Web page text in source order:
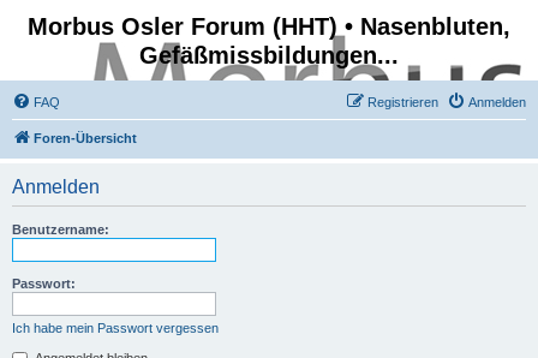
Morbus Osler Forum (HHT) • Nasenbluten,
Gefäßmissbildungen...
FAQ Anmelden
Registrieren
Foren-Übersicht
Anmelden
Benutzername:
Passwort:
Ich habe mein Passwort vergessen